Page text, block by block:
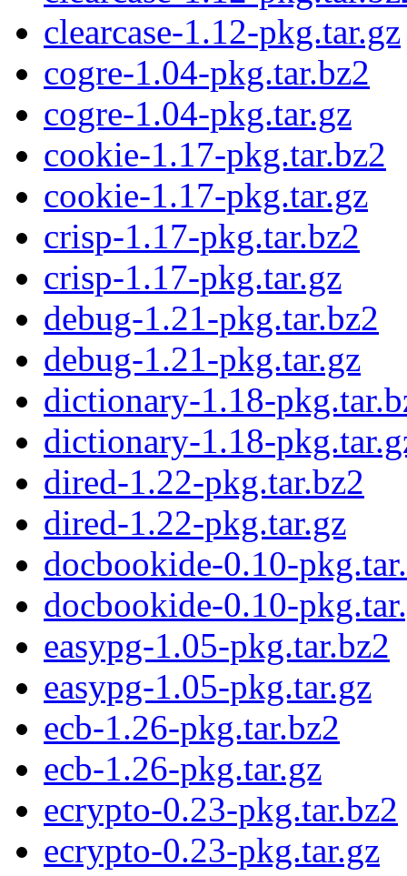
clearcase-1.12-pkg.tar.gz
cogre-1.04-pkg.tar.bz2
cogre-1.04-pkg.tar.gz
cookie-1.17-pkg.tar.bz2
cookie-1.17-pkg.tar.gz
crisp-1.17-pkg.tar.bz2
crisp-1.17-pkg.tar.gz
debug-1.21-pkg.tar.bz2
debug-1.21-pkg.tar.gz
dictionary-1.18-
dictionary-1.18-
dired-1.22-pkg.tar.bz2
dired-1.22-pkg.tar.gz
docbookide-0.10-
docbookide-0.10-
easypg-1.05-pkg.tar.bz2
easypg-1.05-pkg.tar.gz
ecb-1.26-pkg.tar.bz2
ecb-1.26-pkg.tar.gz
ecrypto-0.23-pkg.tar.bz2
ecrypto-0.23-pkg.tar.gz